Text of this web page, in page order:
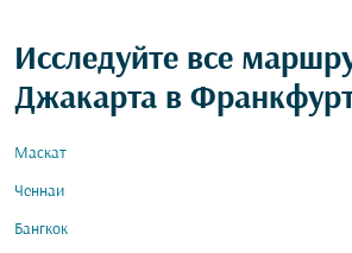
Исследуйте все
Джакарта в
Маскат
Ченнаи
Бангкок